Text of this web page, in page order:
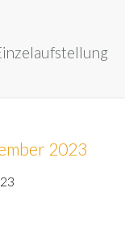
2023